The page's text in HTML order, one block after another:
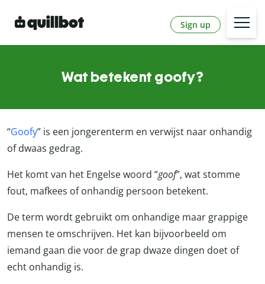
Sign up
Wat betekent goofy?
“Goofy” is een jongerenterm en verwijst naar onhandig
of dwaas gedrag.
Het komt van het Engelse woord “goof”, wat stomme
fout, mafkees of onhandig persoon betekent.
De term wordt gebruikt om onhandige maar grappige
mensen te omschrijven. Het kan bijvoorbeeld om
iemand gaan die voor de grap dwaze dingen doet of
echt onhandig is.